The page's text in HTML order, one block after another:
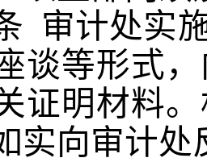
审计处实
谈等形式
证明材料
实向审计